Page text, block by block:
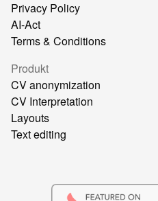
Privacy Policy
AI-Act
Terms & Conditions
Produkt
CV anonymization
CV Interpretation
Layouts
Text editing